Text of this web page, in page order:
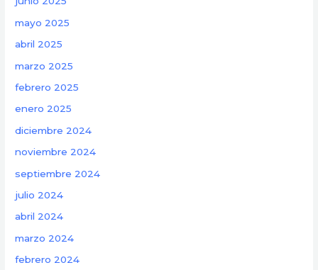
mayo 2025
abril 2025
marzo 2025
febrero 2025
enero 2025
diciembre 2024
noviembre 2024
septiembre 2024
julio 2024
abril 2024
marzo 2024
febrero 2024